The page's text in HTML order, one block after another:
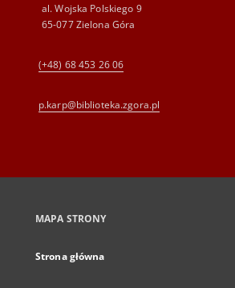
al. Wojska Polskiego 9
65-077 Zielona Góra
(+48) 68 453 26 06
p.karp@biblioteka.zgora.pl
MAPA STRONY
Strona główna